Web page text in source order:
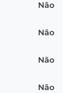
Não
Não
Não
Não